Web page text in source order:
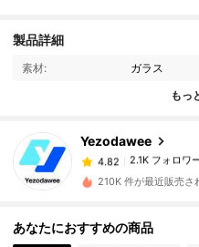
製品詳細
素材: ガラス
もっ
Yezodawee
2.1K フォロワ
4.82 2.1K フォロワ
210K 件が最近販売さ
あなたにおすすめの商品